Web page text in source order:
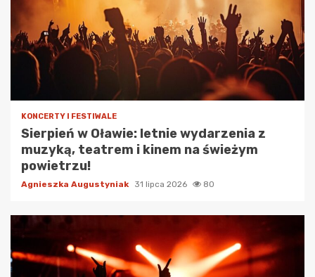
KONCERTY I FESTIWALE
Sierpień w Oławie: letnie wydarzenia z
muzyką, teatrem i kinem na świeżym
powietrzu!
Agnieszka Augustyniak 31 lipca 2026 80